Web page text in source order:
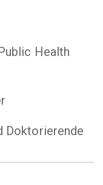
Health
Doktorierende